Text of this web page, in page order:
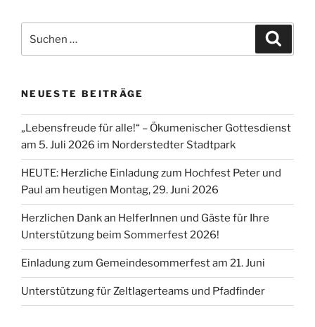
nach:
NEUESTE BEITRÄGE
„Lebensfreude für alle!“ – Ökumenischer Gottesdienst
am 5. Juli 2026 im Norderstedter Stadtpark
HEUTE: Herzliche Einladung zum Hochfest Peter und
Paul am heutigen Montag, 29. Juni 2026
Herzlichen Dank an HelferInnen und Gäste für Ihre
Unterstützung beim Sommerfest 2026!
Einladung zum Gemeindesommerfest am 21. Juni
Unterstützung für Zeltlagerteams und Pfadfinder